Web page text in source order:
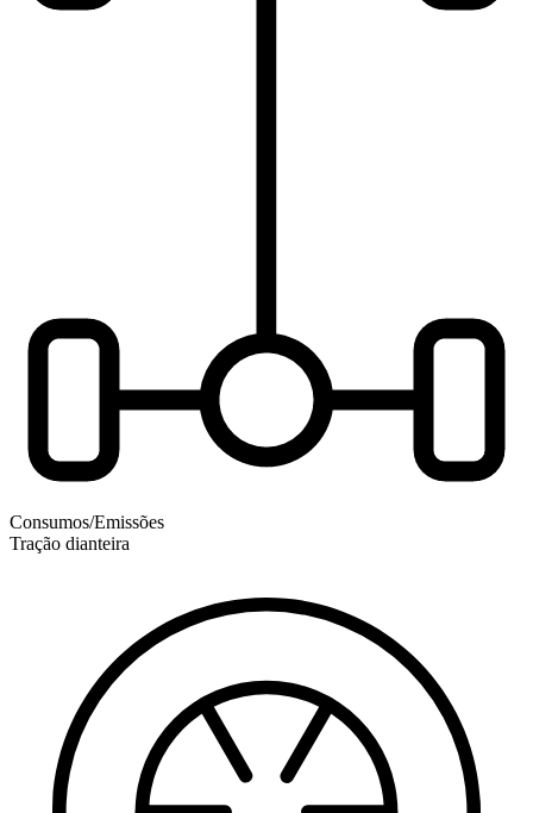
Consumos/Emissões
Tração dianteira